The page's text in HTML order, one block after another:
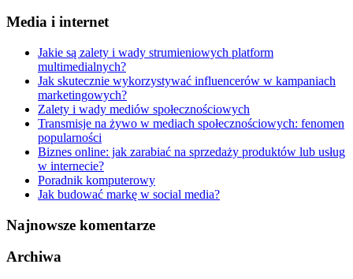
Media i internet
Jakie są zalety i wady strumieniowych platform
multimedialnych?
Jak skutecznie wykorzystywać influencerów w kampaniach
marketingowych?
Zalety i wady mediów społecznościowych
Transmisje na żywo w mediach społecznościowych: fenomen
popularności
Biznes online: jak zarabiać na sprzedaży produktów lub usług
w internecie?
Poradnik komputerowy
Jak budować markę w social media?
Najnowsze komentarze
Archiwa